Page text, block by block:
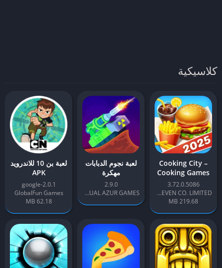
كلاسيكية
Cooking City –
Cooking Games
3.72.0.5086
MAGIC SEVEN CO. LIMITED
219.68 MB
لعبة نجوم الدبابات
مهكرة
2.9.0
CASUAL AZUR GAMES
لعبة بن 10 للاندرويد
APK
2.0.1-google
GlobalFun Games
62.18 MB